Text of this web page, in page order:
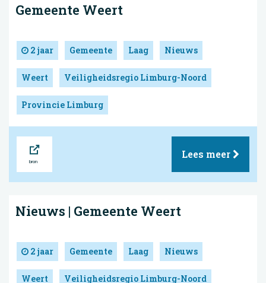
Gemeente Weert
2 jaar Gemeente Laag Nieuws
Weert Veiligheidsregio Limburg-Noord
Provincie Limburg
Lees meer
Nieuws | Gemeente Weert
2 jaar Gemeente Laag Nieuws
Weert Veiligheidsregio Limburg-Noord